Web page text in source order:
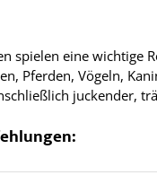
spielen eine wichtige
Pferden, Vögeln,
juckender,